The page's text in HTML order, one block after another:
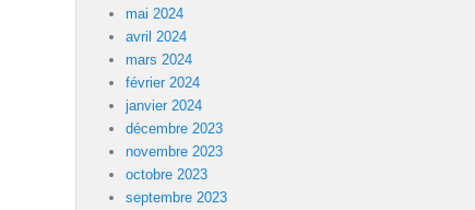
mai 2024
avril 2024
mars 2024
février 2024
janvier 2024
décembre 2023
novembre 2023
octobre 2023
septembre 2023